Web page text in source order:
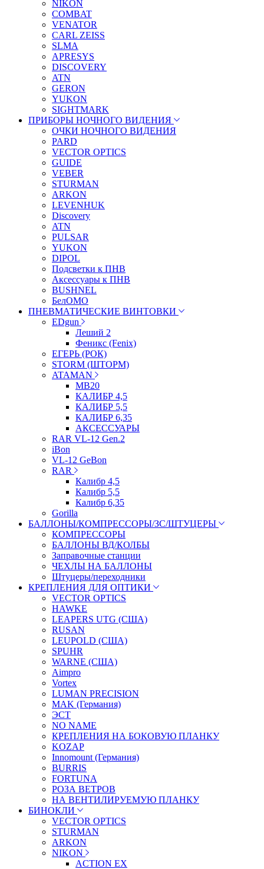
NIKON
COMBAT
VENATOR
CARL ZEISS
SLMA
APRESYS
DISCOVERY
ATN
GERON
YUKON
SIGHTMARK
ПРИБОРЫ НОЧНОГО ВИДЕНИЯ
ОЧКИ НОЧНОГО ВИДЕНИЯ
PARD
VECTOR OPTICS
GUIDE
VEBER
STURMAN
ARKON
LEVENHUK
Discovery
ATN
PULSAR
YUKON
DIPOL
Подсветки к ПНВ
Аксессуары к ПНВ
BUSHNEL
БелОМО
ПНЕВМАТИЧЕСКИЕ ВИНТОВКИ
EDgun
Леший 2
Феникс (Fenix)
ЕГЕРЬ (РОК)
STORM (ШТОРМ)
ATAMAN
МВ20
КАЛИБР 4,5
КАЛИБР 5,5
КАЛИБР 6,35
АКСЕССУАРЫ
RAR VL-12 Gen.2
iBon
VL-12 GeBon
RAR
Калибр 4,5
Калибр 5,5
Калибр 6,35
Gorilla
БАЛЛОНЫ/КОМПРЕССОРЫ/ЗС/ШТУЦЕРЫ
КОМПРЕССОРЫ
БАЛЛОНЫ ВД/КОЛБЫ
Заправочные станции
ЧЕХЛЫ НА БАЛЛОНЫ
Штуцеры/переходники
КРЕПЛЕНИЯ ДЛЯ ОПТИКИ
VECTOR OPTICS
HAWKE
LEAPERS UTG (США)
RUSAN
LEUPOLD (США)
SPUHR
WARNE (США)
Aimpro
Vortex
LUMAN PRECISION
MAK (Германия)
ЭСТ
NO NAME
КРЕПЛЕНИЯ НА БОКОВУЮ ПЛАНКУ
KOZAP
Innomount (Германия)
BURRIS
FORTUNA
РОЗА ВЕТРОВ
НА ВЕНТИЛИРУЕМУЮ ПЛАНКУ
БИНОКЛИ
VECTOR OPTICS
STURMAN
ARKON
NIKON
ACTION EX